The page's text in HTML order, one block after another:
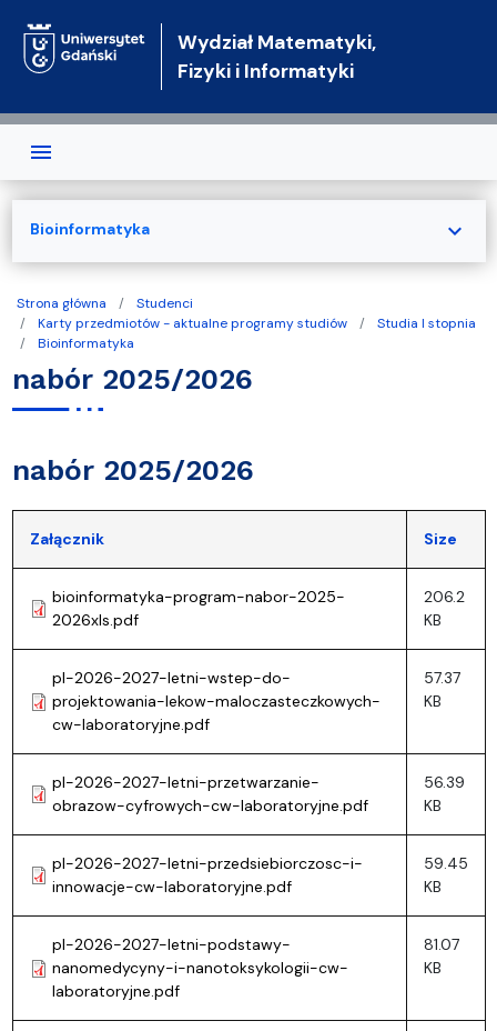
Wydział Matematyki,
Fizyki i Informatyki
Strona główna
Studenci
Karty przedmiotów - aktualne programy studiów
Studia I stopnia
Bioinformatyka
nabór 2025/2026
nabór 2025/2026
Załącznik Size
bioinformatyka-program-nabor-2025-
2026xls.pdf
206.2
KB
pl-2026-2027-letni-wstep-do-
projektowania-lekow-maloczasteczkowych-
cw-laboratoryjne.pdf
57.37
KB
pl-2026-2027-letni-przetwarzanie-
obrazow-cyfrowych-cw-laboratoryjne.pdf
56.39
KB
pl-2026-2027-letni-przedsiebiorczosc-i-
innowacje-cw-laboratoryjne.pdf
59.45
KB
pl-2026-2027-letni-podstawy-
nanomedycyny-i-nanotoksykologii-cw-
laboratoryjne.pdf
81.07
KB
Bioinformatyka expand_more